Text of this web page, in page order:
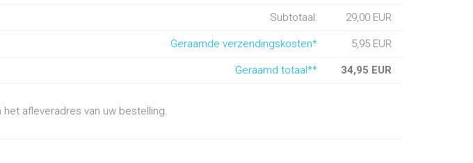
Subtotaal: 29,00 EUR
Geraamde verzendingskosten* 5,95 EUR
Geraamd totaal** 34,95 EUR
afleveradres van uw bestelling.